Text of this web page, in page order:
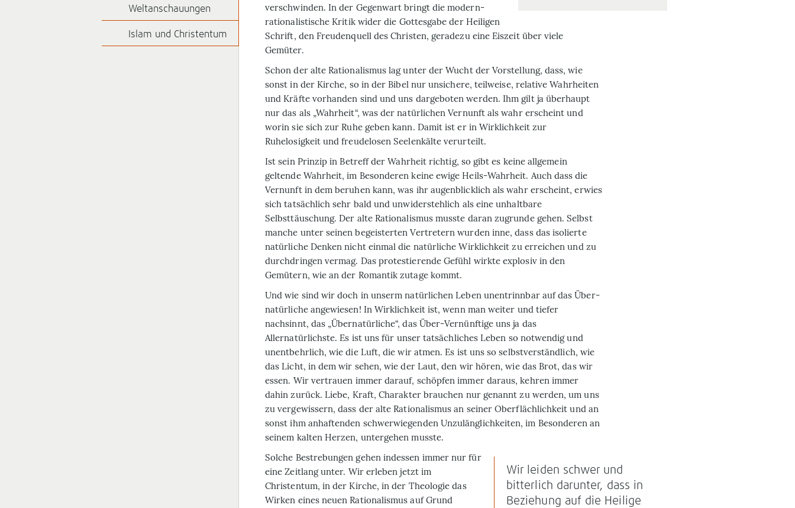
verschwinden. In der Gegenwart bringt die modern-
rationalistische Kritik wider die Gottesgabe der Heiligen
Schrift, den Freudenquell des Christen, geradezu eine Eiszeit über viele
Gemüter.
Schon der alte Rationalismus lag unter der Wucht der Vorstellung, dass, wie
sonst in der Kirche, so in der Bibel nur unsichere, teilweise, relative Wahrheiten
und Kräfte vorhanden sind und uns dargeboten werden. Ihm gilt ja überhaupt
nur das als „Wahrheit“, was der natürlichen Vernunft als wahr erscheint und
worin sie sich zur Ruhe geben kann. Damit ist er in Wirklichkeit zur
Ruhelosigkeit und freudelosen Seelen­kälte verurteilt.
Ist sein Prinzip in Betreff der Wahrheit richtig, so gibt es keine allgemein
geltende Wahrheit, im Besonderen keine ewige Heils-Wahrheit. Auch dass die
Vernunft in dem beruhen kann, was ihr augenblick­lich als wahr erscheint, erwies
sich tatsächlich sehr bald und unwiderstehlich als eine unhaltbare
Selbsttäuschung. Der alte Rationalismus musste daran zugrunde gehen. Selbst
manche unter seinen begeisterten Vertretern wurden inne, dass das isolierte
natürliche Denken nicht einmal die natürliche Wirklichkeit zu erreichen und zu
durchdringen vermag. Das protestierende Gefühl wirkte explosiv in den
Gemütern, wie an der Romantik zutage kommt.
Und wie sind wir doch in unserm natür­lichen Leben unentrinnbar auf das Über­
natürliche angewiesen! In Wirklichkeit ist, wenn man weiter und tiefer
nachsinnt, das „Übernatürliche“, das Über-Vernünftige uns ja das
Allernatürlichste. Es ist uns für unser tatsächliches Leben so notwendig und
unentbehrlich, wie die Luft, die wir atmen. Es ist uns so selbstverständlich, wie
das Licht, in dem wir sehen, wie der Laut, den wir hören, wie das Brot, das wir
essen. Wir vertrauen immer darauf, schöpfen immer daraus, kehren immer
dahin zurück. Liebe, Kraft, Charakter brauchen nur genannt zu werden, um uns
zu vergewissern, dass der alte Rationalismus an seiner Oberflächlichkeit und an
sonst ihm anhaftenden schwerwiegenden Unzulänglich­keiten, im Besonderen an
seinem kalten Herzen, untergehen musste.
Wir leiden schwer und
bitterlich darunter, dass in
Beziehung auf die Heilige
Solche Bestrebungen gehen indessen immer nur für
eine Zeitlang unter. Wir erleben jetzt im
Christentum, in der Kirche, in der Theologie das
Wirken eines neuen Rationalismus auf Grund
Weltanschauungen
Islam und Christentum